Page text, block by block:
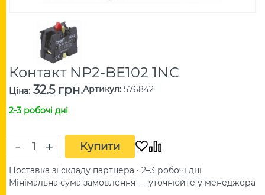
Контакт NP2-BE102 1NC
Ціна: 32.5 грн.Артикул: 576842
2-3 робочі дні
- + Купити
Поставка зі складу партнера • 2–3 робочі дні
Мінімальна сума замовлення — уточнюйте у менеджера